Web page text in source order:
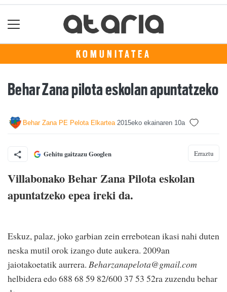
KOMUNITATEA
Behar Zana pilota eskolan apuntatzeko
Behar Zana PE Pelota Elkartea 2015eko ekainaren 10a
Gehitu gaitzazu Googlen Erraztu
Villabonako Behar Zana Pilota eskolan
apuntatzeko epea ireki da.
Eskuz, palaz, joko garbian zein errebotean ikasi nahi duten
neska mutil orok izango dute aukera. 2009an
jaiotakoetatik aurrera. Beharzanapelota@gmail.com
helbidera edo 688 68 59 82/600 37 53 52ra zuzendu behar